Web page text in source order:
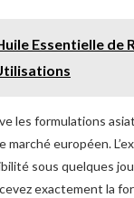
Essentielle de
les formulations
marché européen.
sous quelques
exactement la